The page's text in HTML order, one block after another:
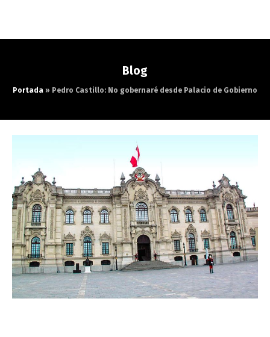
Blog
Portada » Pedro Castillo: No gobernaré desde Palacio de Gobierno